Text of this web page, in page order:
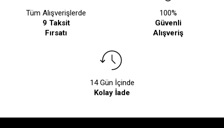
Tüm Alışverişlerde
9 Taksit
Fırsatı
100%
Güvenli
Alışveriş
14 Gün İçinde
Kolay İade